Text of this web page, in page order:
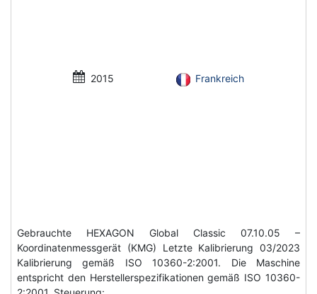
2015 Frankreich
Gebrauchte HEXAGON Global Classic 07.10.05 –
Koordinatenmessgerät (KMG) Letzte Kalibrierung 03/2023
Kalibrierung gemäß ISO 10360-2:2001. Die Maschine
entspricht den Herstellerspezifikationen gemäß ISO 10360-